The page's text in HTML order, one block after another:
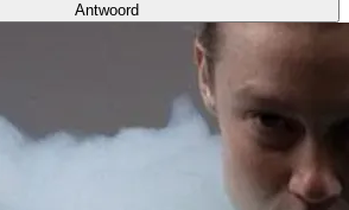
Antwoord